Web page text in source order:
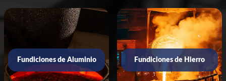
Fundiciones de Aluminio Fundiciones de Hierro